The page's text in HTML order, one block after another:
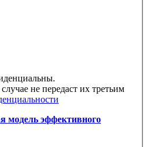
не передаст их третьим
модель эффективного